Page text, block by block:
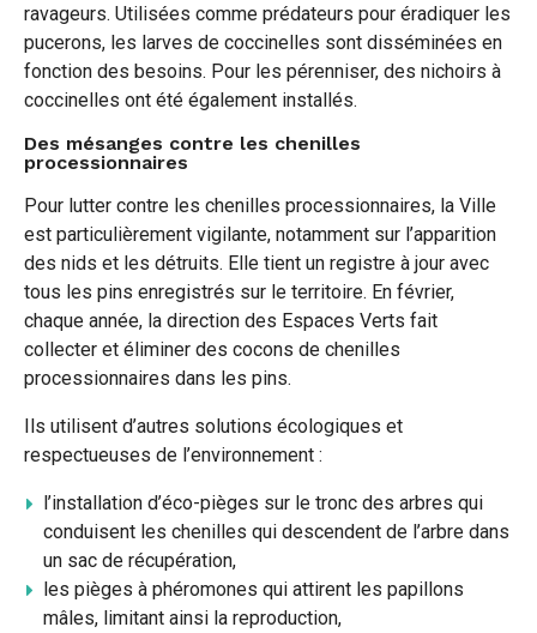
ravageurs. Utilisées comme prédateurs pour éradiquer les
pucerons, les larves de coccinelles sont disséminées en
fonction des besoins. Pour les pérenniser, des nichoirs à
coccinelles ont été également installés.
Des mésanges contre les chenilles
processionnaires
Pour lutter contre les chenilles processionnaires, la Ville
est particulièrement vigilante, notamment sur l’apparition
des nids et les détruits. Elle tient un registre à jour avec
tous les pins enregistrés sur le territoire. En février,
chaque année, la direction des Espaces Verts fait
collecter et éliminer des cocons de chenilles
processionnaires dans les pins.
Ils utilisent d’autres solutions écologiques et
respectueuses de l’environnement :
l’installation d’éco-pièges sur le tronc des arbres qui
conduisent les chenilles qui descendent de l’arbre dans
un sac de récupération,
les pièges à phéromones qui attirent les papillons
mâles, limitant ainsi la reproduction,